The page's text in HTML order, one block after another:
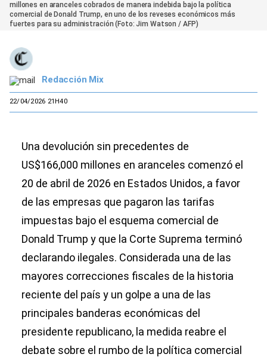
millones en aranceles cobrados de manera indebida bajo la política
comercial de Donald Trump, en uno de los reveses económicos más
fuertes para su administración (Foto: Jim Watson / AFP)
Redacción Mix
22/04/2026 21H40
Una devolución sin precedentes de
US$166,000 millones en aranceles comenzó el
20 de abril de 2026 en Estados Unidos, a favor
de las empresas que pagaron las tarifas
impuestas bajo el esquema comercial de
Donald Trump y que la Corte Suprema terminó
declarando ilegales. Considerada una de las
mayores correcciones fiscales de la historia
reciente del país y un golpe a una de las
principales banderas económicas del
presidente republicano, la medida reabre el
debate sobre el rumbo de la política comercial